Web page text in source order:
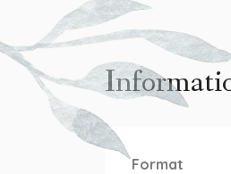
Format